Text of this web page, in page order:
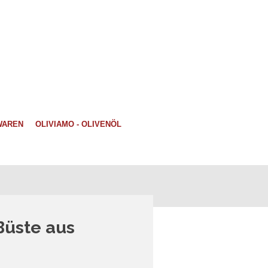
OLIVIAMO - OLIVENÖL
aus